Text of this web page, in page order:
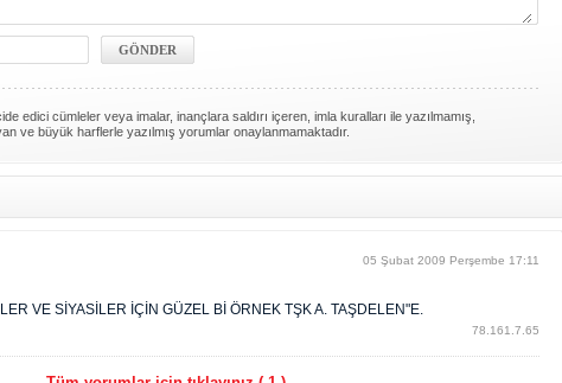
edici cümleler veya imalar, inançlara saldırı içeren, imla kuralları ile yazılmamış,
ve büyük harflerle yazılmış yorumlar onaylanmamaktadır.
05 Şubat 2009 Perşembe 17:11
VE SİYASİLER İÇİN GÜZEL Bİ ÖRNEK TŞK A. TAŞDELEN"E.
78.161.7.65